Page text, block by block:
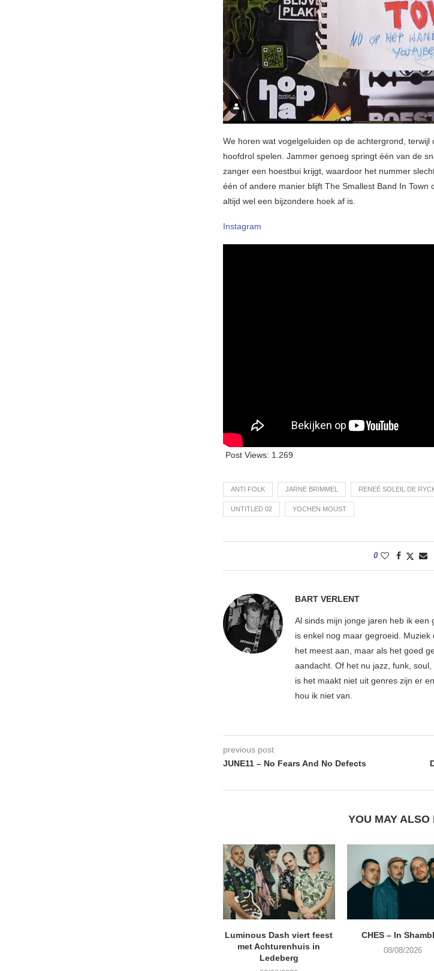
We horen wat vogelgeluiden op de achtergrond,
hoofdrol spelen. Jammer genoeg springt één van de
zanger een hoestbui krijgt, waardoor het nummer
één of andere manier blijft The Smallest Band In
altijd wel een bijzondere hoek af is.
Instagram
Post Views: 1.269
ANTI FOLK JARNE BRIMMEL RENEÉ SOLEIL DE
UNTITLED 02 YOCHEN MOUST
0
BART VERLENT
Al sinds mijn jonge jaren heb ik
is enkel nog maar gegroeid.
het meest aan, maar als het goed
aandacht. Of het nu jazz, funk,
is het maakt niet uit genres zijn er
hou ik niet van.
previous post
JUNE11 – No Fears And No Defects
YOU MAY ALSO
Luminous Dash viert feest
met Achturenhuis in
Ledeberg
CHES – In
08/08/2026